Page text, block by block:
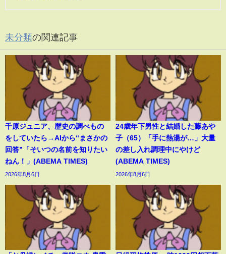
未分類の関連記事
千原ジュニア、歴史の調べもの
をしていたら→AIから“まさかの
回答”「そいつの名前を知りたい
ねん！」(ABEMA TIMES)
2026年8月6日
24歳年下男性と結婚した藤あや
子（65）「手に熱湯が…」大量
の差し入れ調理中にやけど
(ABEMA TIMES)
2026年8月6日